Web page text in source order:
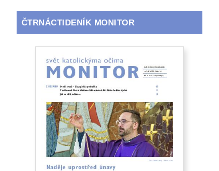
ČTRNÁCTIDENÍK MONITOR